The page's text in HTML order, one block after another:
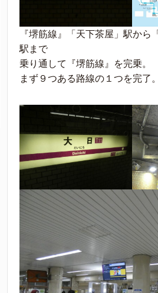
『堺筋線』「天下茶屋」駅から
駅まで
乗り通して『堺筋線』を完乗。
まず９つある路線の１つを完了。